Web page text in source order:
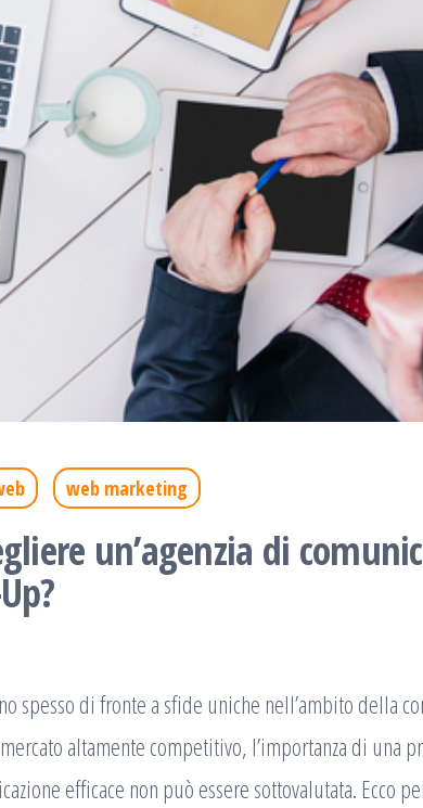
web marketing
un’agenzia di
spesso di fronte a sfide uniche nell’ambito della
altamente competitivo, l’importanza di una
efficace non può essere sottovalutata. Ecco